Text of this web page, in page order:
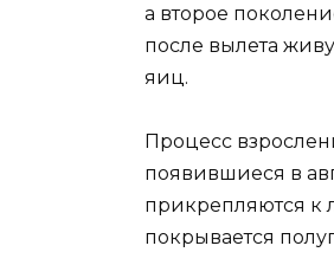
а второе
после вылета
яиц.
Процесс
появившиеся в
прикрепляются к
покрывается